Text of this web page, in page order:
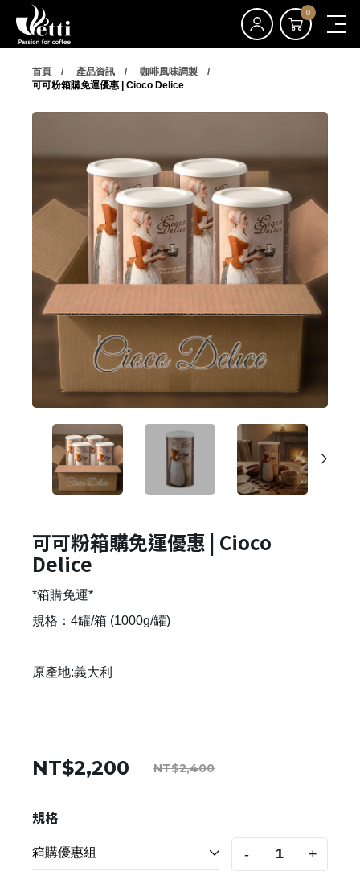
0
首頁 產品資訊
咖啡風味調製
可可粉箱購免運優惠 | Cioco Delice
可可粉箱購免運優惠 | Cioco
Delice
*箱購免運*
規格：4罐/箱 (1000g/罐)
原產地:義大利
NT$2,200 NT$2,400
規格
- +